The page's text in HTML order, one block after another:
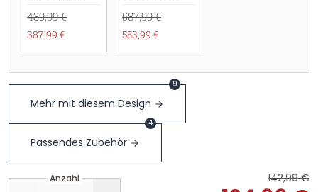
439,99 €
387,99 €
587,99 €
553,99 €
Mehr mit diesem Design
9
Passendes Zubehör
4
Anzahl 142,99 €